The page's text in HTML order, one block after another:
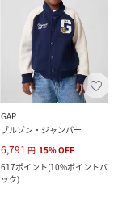
GAP
ブルゾン・ジャンパー
6,791 円 15%OFF
617ポイント(10%ポイントバ
ック)